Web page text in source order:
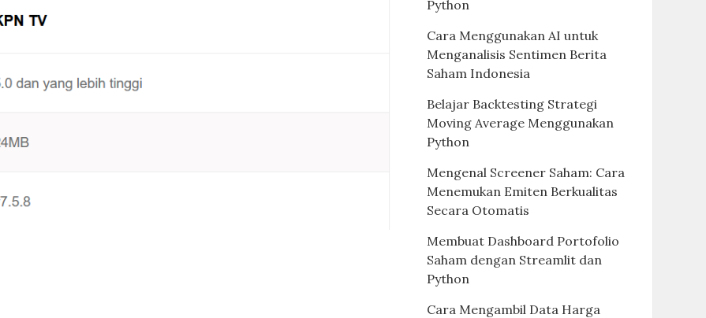
Python
Cara Menggunakan AI untuk
Menganalisis Sentimen Berita
Saham Indonesia
Belajar Backtesting Strategi
Moving Average Menggunakan
Python
Mengenal Screener Saham: Cara
Menemukan Emiten Berkualitas
Secara Otomatis
Membuat Dashboard Portofolio
Saham dengan Streamlit dan
Python
Cara Mengambil Data Harga